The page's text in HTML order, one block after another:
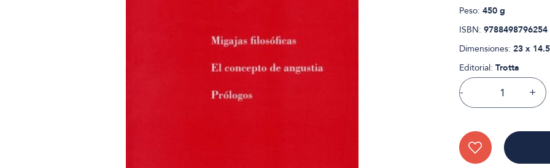
Peso: 450 g
ISBN: 9788498796254
Dimensiones: 23 x 14.5
Editorial: Trotta
- +